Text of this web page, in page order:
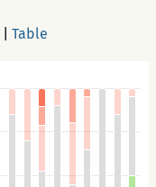
Table